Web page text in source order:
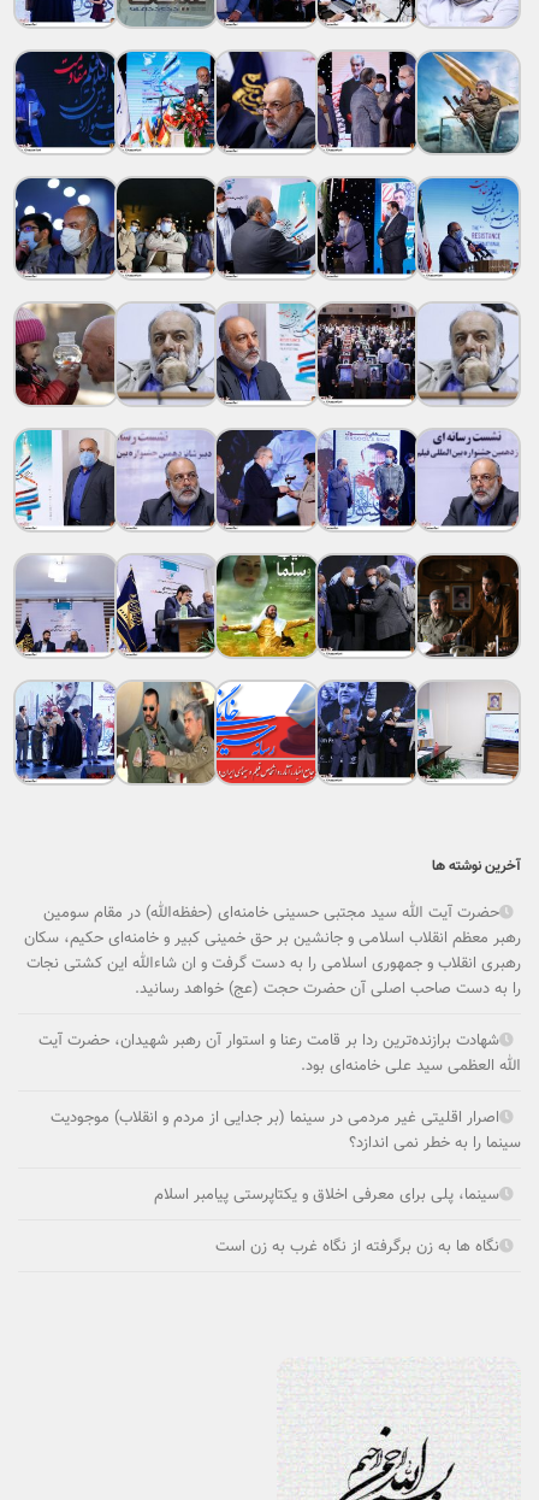
آخرین نوشته ها
حضرت آیت الله سید مجتبی حسینی خامنه‌ای (حفظه‌الله) در مقام سومین
رهبر معظم انقلاب اسلامی و جانشین بر حق خمینی کبیر و خامنه‌ای حکیم، سکان
رهبری انقلاب و جمهوری اسلامی را به دست گرفت و ان شاءالله این کشتی نجات
را به دست صاحب اصلی آن حضرت حجت (عج) خواهد رسانید.
شهادت برازنده‌ترین ردا بر قامت رعنا و استوار آن رهبر شهیدان، حضرت آیت
الله العظمی سید علی خامنه‌ای بود.
اصرار اقلیتی غیر مردمی در سینما (بر جدایی از مردم و انقلاب) موجودیت
سینما را به خطر نمی ­اندازد؟
سینما، پلی برای معرفی اخلاق و یکتاپرستی پیامبر اسلام
نگاه ها به زن برگرفته از نگاه غرب به زن است